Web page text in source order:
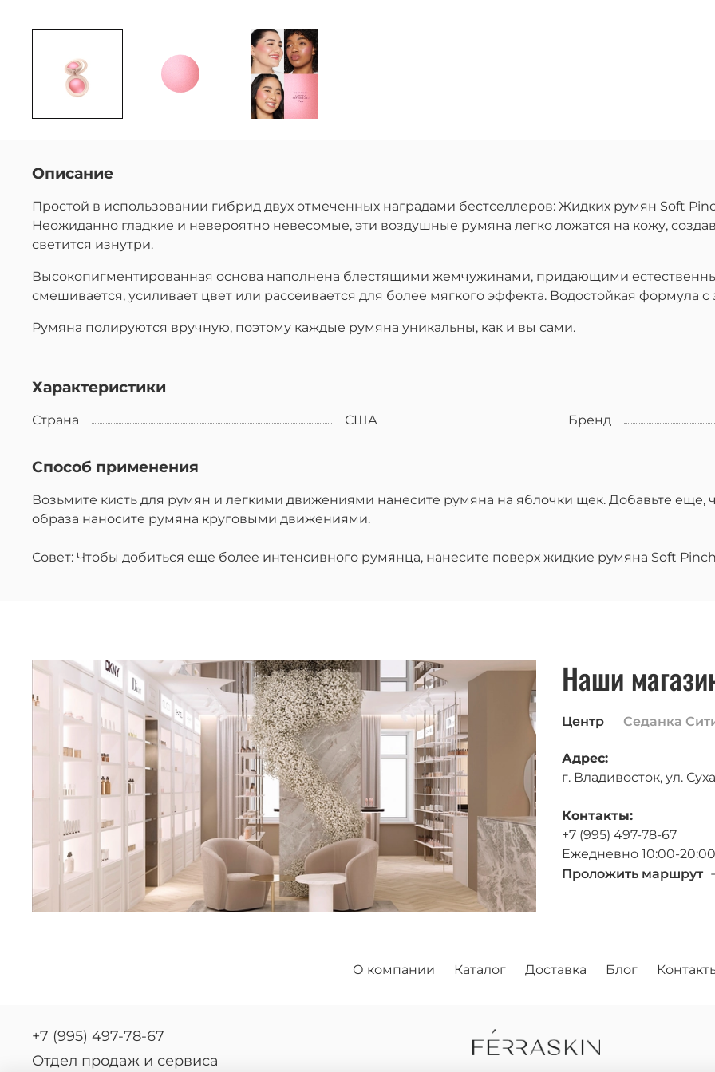
Описание
Простой в использовании гибрид двух отмеченных наградами бестселлеров: Жидких румян Soft
Неожиданно гладкие и невероятно невесомые, эти воздушные румяна легко ложатся на кожу,
светится изнутри.
Высокопигментированная основа наполнена блестящими жемчужинами, придающими
смешивается, усиливает цвет или рассеивается для более мягкого эффекта. Водостойкая формула
Румяна полируются вручную, поэтому каждые румяна уникальны, как и вы сами.
Характеристики
Страна США Бренд
Способ применения
Возьмите кисть для румян и легкими движениями нанесите румяна на яблочки щек. Добавьте еще,
образа наносите румяна круговыми движениями.
Совет: Чтобы добиться еще более интенсивного румянца, нанесите поверх жидкие румяна Soft
Наши
Центр Седанка
Адрес:
г. Владивосток, ул.
Контакты:
+7 (995) 497-78-67
Ежедневно 10:00-20:00
Проложить маршрут
О компании Каталог Доставка Блог
+7 (995) 497-78-67
Отдел продаж и сервиса